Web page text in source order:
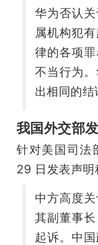
华为否认
属机构犯
律的各项
不当行为
出相同的结
我国外交部
针对美国司法
29 日发表声明
中方高度
其副董事
起诉。中